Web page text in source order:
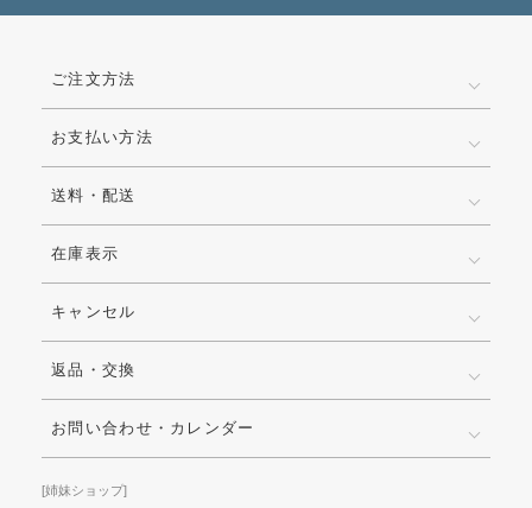
ご注文方法
お支払い方法
送料・配送
在庫表示
キャンセル
返品・交換
お問い合わせ・カレンダー
[姉妹ショップ]